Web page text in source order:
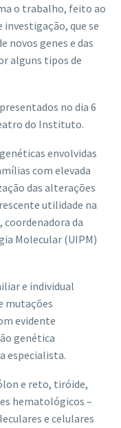
o trabalho, feito ao
investigação, que se
novos genes e das
alguns tipos de
no dia 6
do Instituto.
envolvidas
com elevada
das alterações
utilidade na
coordenadora da
Molecular (UIPM)
e individual
mutações
evidente
genética
especialista.
e reto, tiróide,
hematológicos –
e celulares